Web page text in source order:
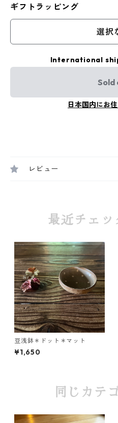
ギフトラッピング
選択
International
Sold
日本国内にお
レビュー
最近チェッ
豆浅鉢＊ドット＊マット
¥1,650
同じカテ